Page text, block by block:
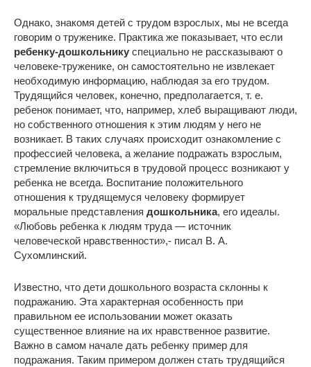
Однако, знакомя детей с трудом взрослых, мы не всегда
говорим о труженике. Практика же показывает, что если
ребенку-дошкольнику специально не рассказывают о
человеке-труженике, он самостоятельно не извлекает
необходимую информацию, наблюдая за его трудом.
Трудящийся человек, конечно, предполагается, т. е.
ребенок понимает, что, например, хлеб выращивают люди,
но собственного отношения к этим людям у него не
возникает. В таких случаях происходит ознакомление с
профессией человека, а желание подражать взрослым,
стремление включиться в трудовой процесс возникают у
ребенка не всегда. Воспитание положительного
отношения к трудящемуся человеку формирует
моральные представления дошкольника, его идеалы.
«Любовь ребенка к людям труда — источник
человеческой нравственности»,- писал В. А.
Сухомлинский.
Известно, что дети дошкольного возраста склонны к
подражанию. Эта характерная особенность при
правильном ее использовании может оказать
существенное влияние на их нравственное развитие.
Важно в самом начале дать ребенку пример для
подражания. Таким примером должен стать трудящийся